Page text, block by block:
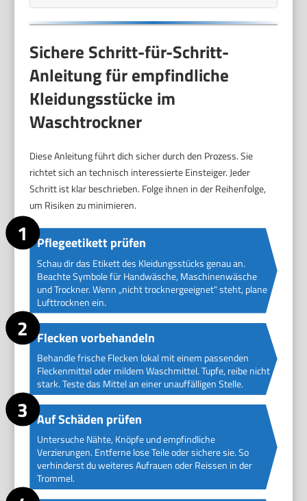
Sichere Schritt-für-Schritt-
Anleitung für empfindliche
Kleidungsstücke im
Waschtrockner
Diese Anleitung führt dich sicher durch den Prozess. Sie
richtet sich an technisch interessierte Einsteiger. Jeder
Schritt ist klar beschrieben. Folge ihnen in der Reihenfolge,
um Risiken zu minimieren.
Pflegeetikett prüfen
Schau dir das Etikett des Kleidungsstücks genau an.
Beachte Symbole für Handwäsche, Maschinenwäsche
und Trockner. Wenn „nicht trocknergeeignet“ steht, plane
Lufttrocknen ein.
Flecken vorbehandeln
Behandle frische Flecken lokal mit einem passenden
Fleckenmittel oder mildem Waschmittel. Tupfe, reibe nicht
stark. Teste das Mittel an einer unauffälligen Stelle.
Auf Schäden prüfen
Untersuche Nähte, Knöpfe und empfindliche
Verzierungen. Entferne lose Teile oder sichere sie. So
verhinderst du weiteres Aufrauen oder Reissen in der
Trommel.